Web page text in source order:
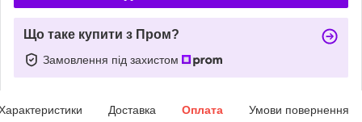
Що таке купити з Пром?
Замовлення під захистом
Доставка Оплата Умови повернення